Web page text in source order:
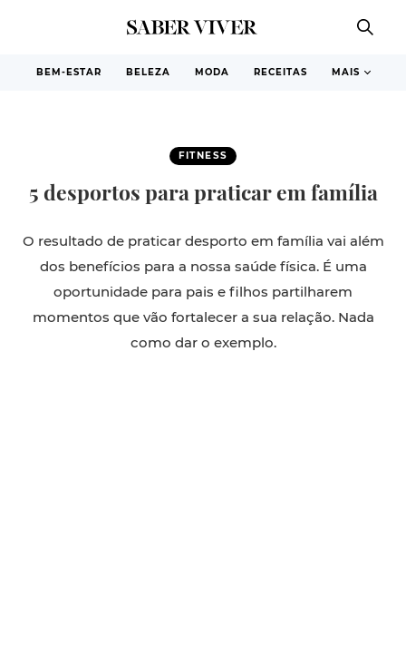
BEM-ESTAR BELEZA MODA RECEITAS MAIS
FITNESS
5 desportos para praticar em família
O resultado de praticar desporto em família vai além
dos benefícios para a nossa saúde física. É uma
oportunidade para pais e filhos partilharem
momentos que vão fortalecer a sua relação. Nada
como dar o exemplo.